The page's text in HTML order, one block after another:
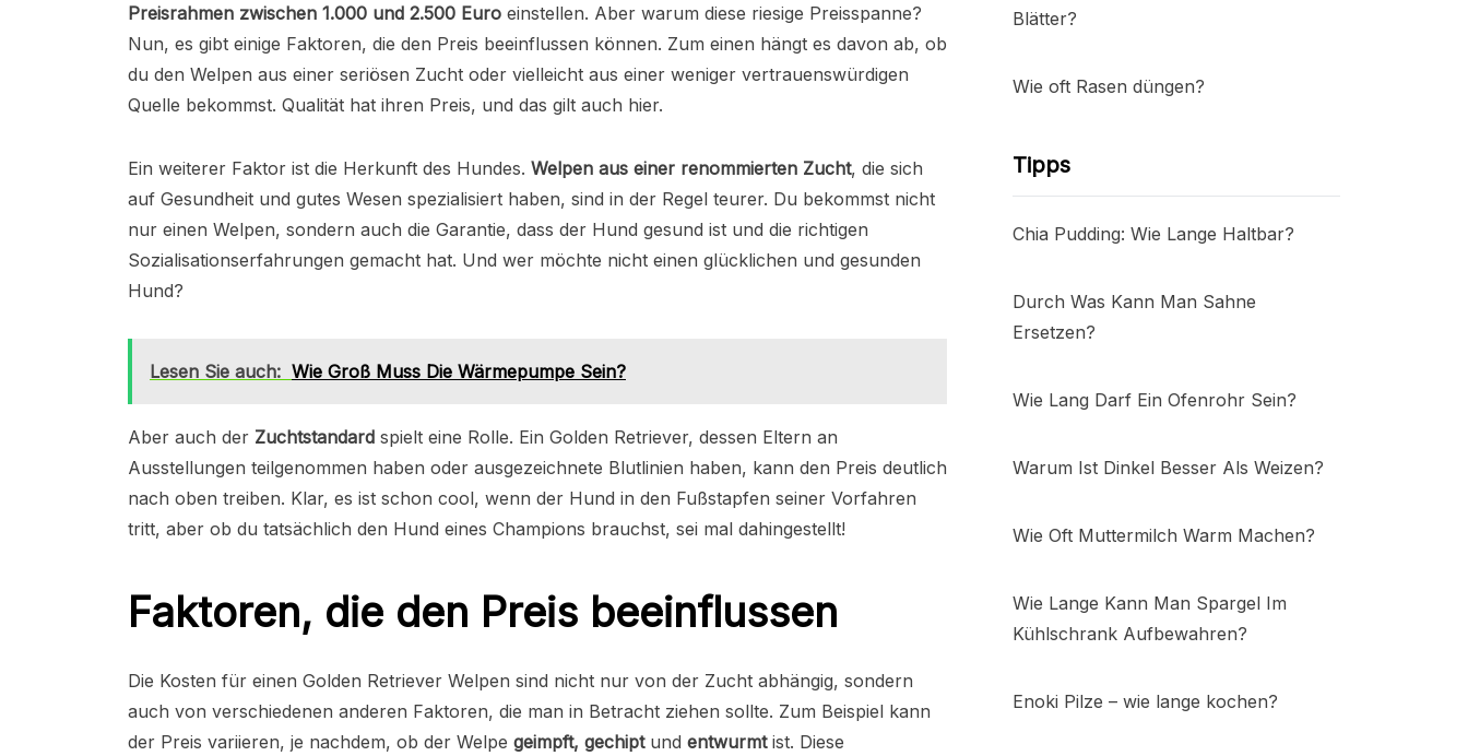
Preisrahmen zwischen 1.000 und 2.500 Euro einstellen. Aber warum diese riesige Preisspanne?
Nun, es gibt einige Faktoren, die den Preis beeinflussen können. Zum einen hängt es davon ab, ob
du den Welpen aus einer seriösen Zucht oder vielleicht aus einer weniger vertrauenswürdigen
Quelle bekommst. Qualität hat ihren Preis, und das gilt auch hier.
Ein weiterer Faktor ist die Herkunft des Hundes. Welpen aus einer renommierten Zucht, die sich
auf Gesundheit und gutes Wesen spezialisiert haben, sind in der Regel teurer. Du bekommst nicht
nur einen Welpen, sondern auch die Garantie, dass der Hund gesund ist und die richtigen
Sozialisationserfahrungen gemacht hat. Und wer möchte nicht einen glücklichen und gesunden
Hund?
Lesen Sie auch: Wie Groß Muss Die Wärmepumpe Sein?
Aber auch der Zuchtstandard spielt eine Rolle. Ein Golden Retriever, dessen Eltern an
Ausstellungen teilgenommen haben oder ausgezeichnete Blutlinien haben, kann den Preis deutlich
nach oben treiben. Klar, es ist schon cool, wenn der Hund in den Fußstapfen seiner Vorfahren
tritt, aber ob du tatsächlich den Hund eines Champions brauchst, sei mal dahingestellt!
Faktoren, die den Preis beeinflussen
Die Kosten für einen Golden Retriever Welpen sind nicht nur von der Zucht abhängig, sondern
auch von verschiedenen anderen Faktoren, die man in Betracht ziehen sollte. Zum Beispiel kann
der Preis variieren, je nachdem, ob der Welpe geimpft, gechiptund entwurmtist. Diese
Blätter?
Wie oft Rasen düngen?
Tipps
Chia Pudding: Wie Lange Haltbar?
Durch Was Kann Man Sahne
Ersetzen?
Wie Lang Darf Ein Ofenrohr Sein?
Warum Ist Dinkel Besser Als Weizen?
Wie Oft Muttermilch Warm Machen?
Wie Lange Kann Man Spargel Im
Kühlschrank Aufbewahren?
Enoki Pilze – wie lange kochen?